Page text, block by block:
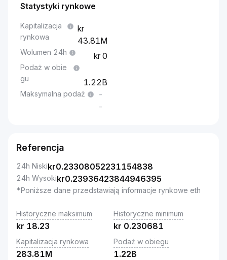
Statystyki rynkowe
Kapitalizacja
rynkowa
43.81M
Wolumen 24h 0
Podaż w obie
gu
1.22B
Maksymalna podaż
-
-
Referencja
24h Niskikr0.23308052231154838
24h Wysokikr0.23936423844946395
*Poniższe dane przedstawiają informacje rynkowe eth
Historyczne maksimum
kr 18.23
Historyczne minimum
kr 0.230681
Kapitalizacja rynkowa
283.81M
Podaż w obiegu
1.22B